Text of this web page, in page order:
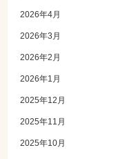
2026年4月
2026年3月
2026年2月
2026年1月
2025年12月
2025年11月
2025年10月